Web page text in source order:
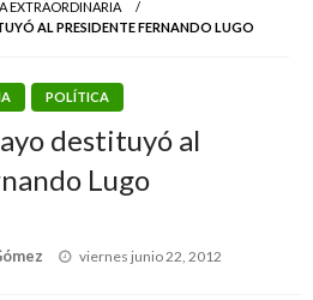
EXTRAORDINARIA
AL PRESIDENTE FERNANDO LUGO
POLÍTICA
destituyó al
Lugo
Publicado
viernes junio 22, 2012